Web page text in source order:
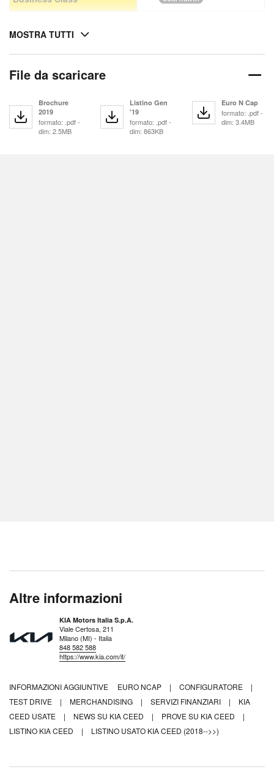
MOSTRA TUTTI
File da scaricare
Brochure
2019
formato: .pdf -
dim: 2.5MB
Listino Gen
'19
formato: .pdf -
dim: 863KB
Euro N Cap
formato: .pdf -
dim: 3.4MB
Altre informazioni
KIA Motors Italia S.p.A.
Viale Certosa, 211
Milano (MI) - Italia
848 582 588
https://www.kia.com/it/
INFORMAZIONI AGGIUNTIVE EURO NCAP | CONFIGURATORE
|
TEST DRIVE
| MERCHANDISING | SERVIZI FINANZIARI |
KIA
CEED USATE
| NEWS SU KIA CEED | PROVE SU KIA CEED
|
LISTINO KIA CEED
| LISTINO USATO KIA CEED (2018-->>)